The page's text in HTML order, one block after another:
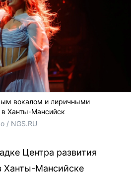
вокалом и лиричными
Ханты-Мансийск
/ NGS.RU
Центра развития
Ханты-Мансийске